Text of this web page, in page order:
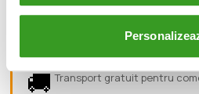
fara vreo justificare.
🚚 Transport gratuit pentru